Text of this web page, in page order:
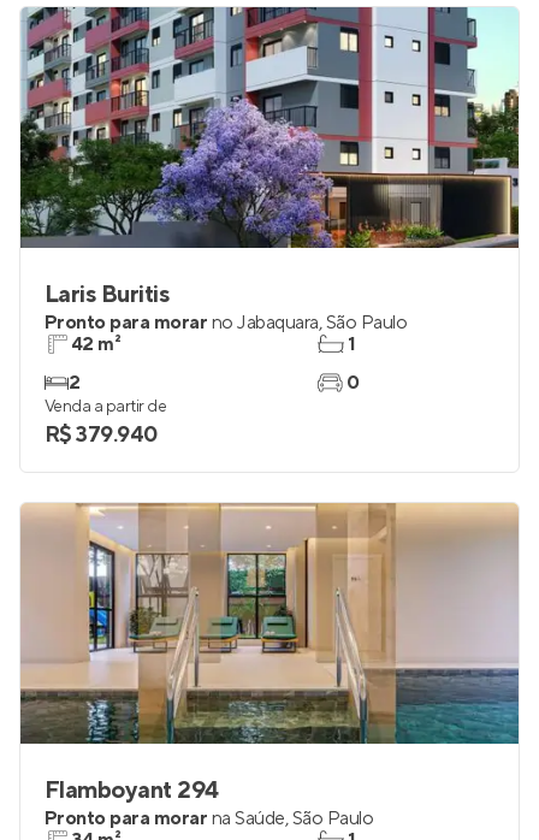
Laris Buritis
Pronto para morar no Jabaquara,São Paulo
42 m²
2
1
0
Venda a partir de
R$ 379.940
Flamboyant 294
Pronto para morar na Saúde,São Paulo